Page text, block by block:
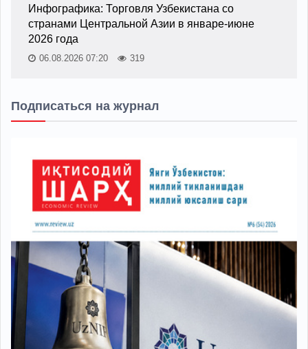
Инфографика: Торговля Узбекистана со
странами Центральной Азии в январе-июне
2026 года
06.08.2026 07:20 319
Подписаться на журнал